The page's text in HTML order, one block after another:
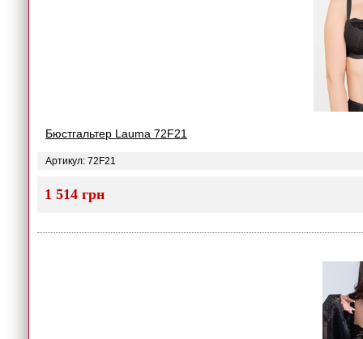
Бюстгальтер Lauma 72F21
Артикул: 72F21
1 514 грн